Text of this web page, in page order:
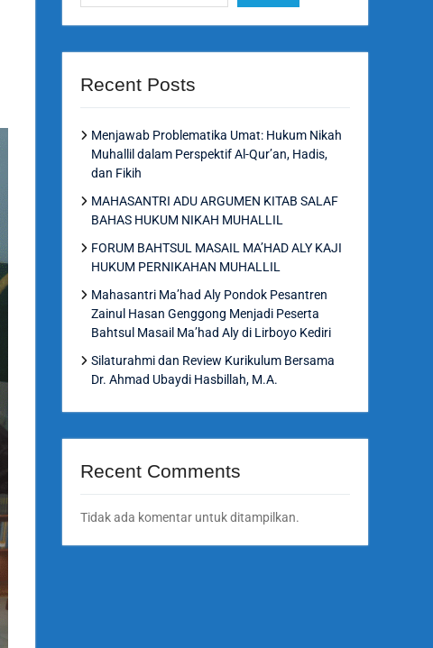
Recent Posts
Menjawab Problematika Umat: Hukum Nikah
Muhallil dalam Perspektif Al-Qur’an, Hadis,
dan Fikih
MAHASANTRI ADU ARGUMEN KITAB SALAF
BAHAS HUKUM NIKAH MUHALLIL
FORUM BAHTSUL MASAIL MA’HAD ALY KAJI
HUKUM PERNIKAHAN MUHALLIL
Mahasantri Ma’had Aly Pondok Pesantren
Zainul Hasan Genggong Menjadi Peserta
Bahtsul Masail Ma’had Aly di Lirboyo Kediri
Silaturahmi dan Review Kurikulum Bersama
Dr. Ahmad Ubaydi Hasbillah, M.A.
Recent Comments
Tidak ada komentar untuk ditampilkan.